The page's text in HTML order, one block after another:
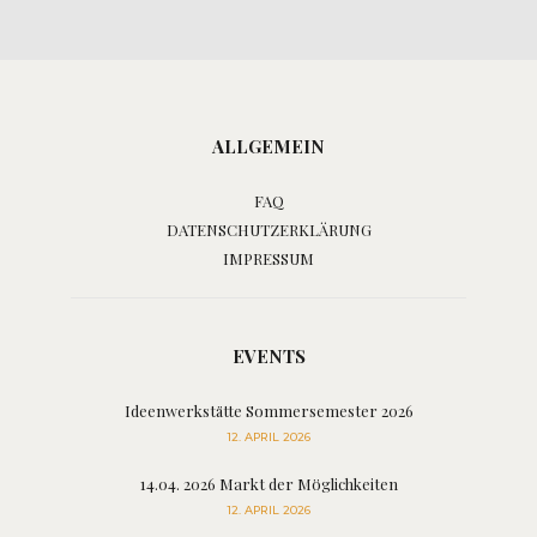
ALLGEMEIN
FAQ
DATENSCHUTZERKLÄRUNG
IMPRESSUM
EVENTS
Ideenwerkstätte Sommersemester 2026
12. APRIL 2026
14.04. 2026 Markt der Möglichkeiten
12. APRIL 2026